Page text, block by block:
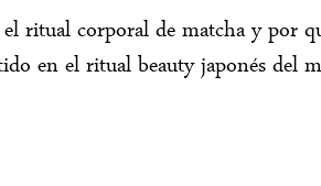
el ritual corporal de matcha y por
en el ritual beauty japonés del